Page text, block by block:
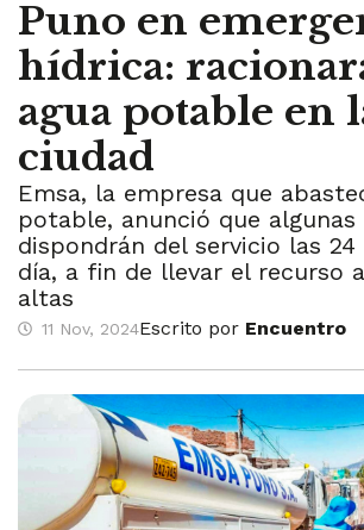
Puno en
hídrica:
agua potable en
ciudad
Emsa, la empresa que
potable, anunció que algunas
dispondrán del servicio las 24
día, a fin de llevar el recurso
altas
11 Nov, 2024Escrito por Encuentro